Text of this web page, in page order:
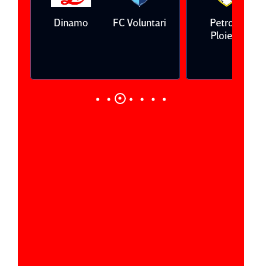
Dinamo FC Voluntari
Petrolul
Ploieşti